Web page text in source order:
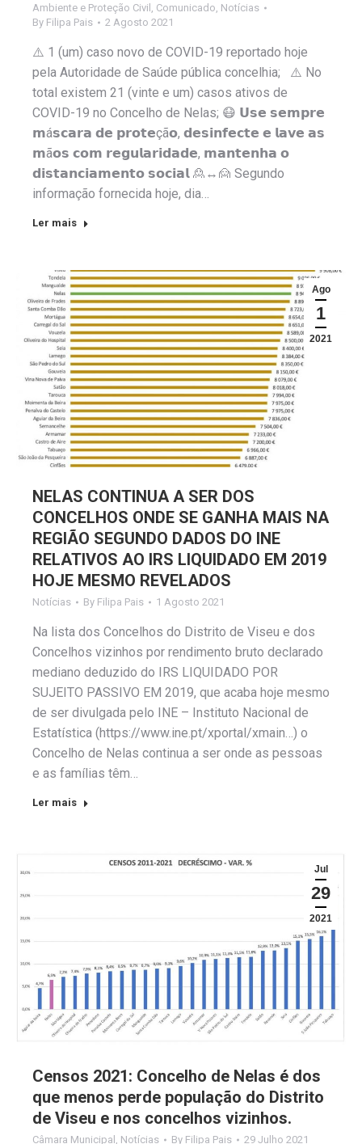
Ambiente e Proteção Civil Comunicado Notícias
By Filipa Pais 2 Agosto 2021
⚠️ 1 (um) caso novo de COVID-19 reportado hoje
pela Autoridade de Saúde pública concelhia; ⚠️ No
total existem 21 (vinte e um) casos ativos de
COVID-19 no Concelho de Nelas; 😷 𝗨𝘀𝗲 𝘀𝗲𝗺𝗽𝗿𝗲
𝗺á𝘀𝗰𝗮𝗿𝗮 𝗱𝗲 𝗽𝗿𝗼𝘁𝗲çã𝗼, 𝗱𝗲𝘀𝗶𝗻𝗳𝗲𝗰𝘁𝗲 𝗲 𝗹𝗮𝘃𝗲 𝗮𝘀
𝗺ã𝗼𝘀 𝗰𝗼𝗺 𝗿𝗲𝗴𝘂𝗹𝗮𝗿𝗶𝗱𝗮𝗱𝗲, 𝗺𝗮𝗻𝘁𝗲𝗻𝗵𝗮 𝗼
𝗱𝗶𝘀𝘁𝗮𝗻𝗰𝗶𝗮𝗺𝗲𝗻𝘁𝗼 𝘀𝗼𝗰𝗶𝗮𝗹 🙎↔️🙍 Segundo
informação fornecida hoje, dia…
Ler mais
Ago
1
2021
NELAS CONTINUA A SER DOS
CONCELHOS ONDE SE GANHA MAIS NA
REGIÃO SEGUNDO DADOS DO INE
RELATIVOS AO IRS LIQUIDADO EM 2019
HOJE MESMO REVELADOS
Notícias By Filipa Pais 1 Agosto 2021
Na lista dos Concelhos do Distrito de Viseu e dos
Concelhos vizinhos por rendimento bruto declarado
mediano deduzido do IRS LIQUIDADO POR
SUJEITO PASSIVO EM 2019, que acaba hoje mesmo
de ser divulgada pelo INE – Instituto Nacional de
Estatística (https://www.ine.pt/xportal/xmain…) o
Concelho de Nelas continua a ser onde as pessoas
e as famílias têm…
Ler mais
Jul
29
2021
Censos 2021: Concelho de Nelas é dos
que menos perde população do Distrito
de Viseu e nos concelhos vizinhos.
Câmara Municipal , Notícias By Filipa Pais 29 Julho 2021